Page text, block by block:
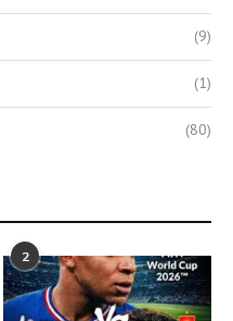
(9)
(1)
(80)
2